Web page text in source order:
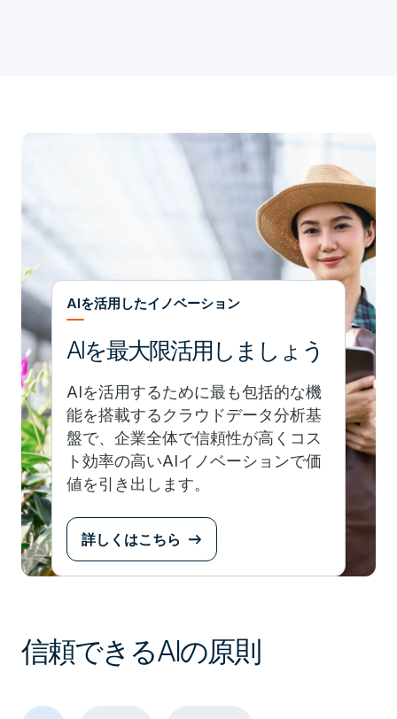
AIを活用したイノベーション
AIを最大限活用しましょう
AIを活用するために最も包括的な機
能を搭載するクラウドデータ分析基
盤で、企業全体で信頼性が高くコス
ト効率の高いAIイノベーションで価
値を引き出します。
詳しくはこちら
信頼できるAIの原則